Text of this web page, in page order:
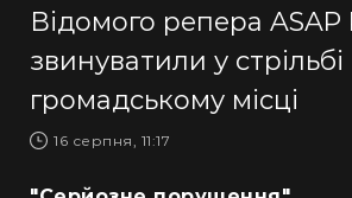
Відомого репера ASAP
звинуватили у стрільбі
громадському місці
16 серпня, 11:17